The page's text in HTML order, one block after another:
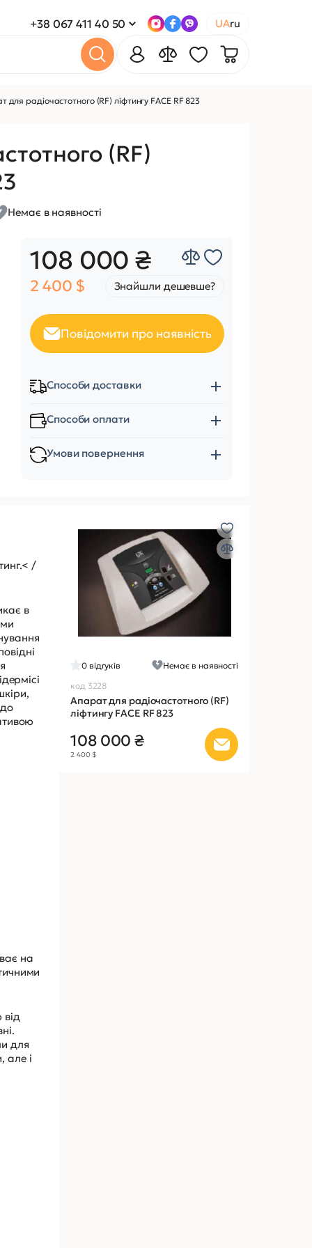
+38 067 411 40 50 UAru
для радіочастотного (RF) ліфтингу FACE RF 823
(RF)
Немає в наявності
108 000 ₴
2 400 $ Знайшли дешевше?
Повідомити про наявність
Способи доставки
Способи оплати
Умови повернення
/
в
на
для
але і
0 відгуків
Немає в наявності
код 3228
Апарат для радіочастотного (RF)
ліфтингу FACE RF 823
108 000 ₴
2 400 $